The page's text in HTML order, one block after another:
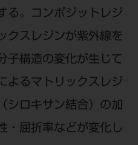
る。コンポジットレジ
クスレジンが紫外線を
子構造の変化が生じて
よるマトリックスレジ
シロキサン結合）の加
・屈折率などが変化し